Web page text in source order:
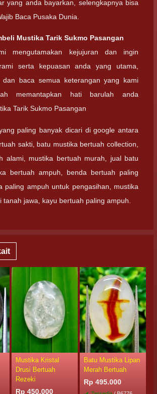
yang anda bayarkan, selengkapnya bisa
Baca Pusaka Dunia.
Mustika Tarik Sukmo Pasangan
mengutamakan kejujuran dan ingin
serta kepuasan anda yang utama,
dan baca semua keterangan yang kami
memantapkan hati barulah anda
Tarik Sukmo Pasangan
paling banyak dicari di google antara
sakti, batu mustika bertuah collection,
alami, mustika bertuah murah, jual batu
bertuah ampuh, benda bertuah paling
paling ampuh untuk pengasihan, mustika
tanah jawa, kayu bertuah paling ampuh.
Mustika Kristal
Drusi Bertuah
Rezeki
Rp 450.000
Batu Mustika Lipan
Merah Bertuah
Rp 495.000